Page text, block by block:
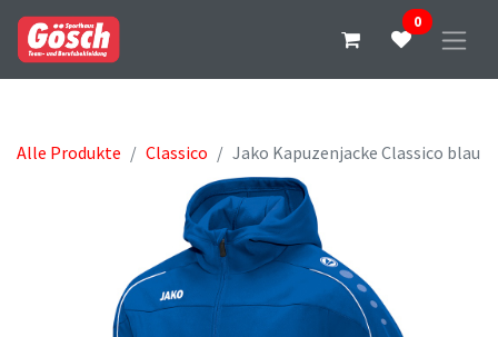
0
Alle Produkte Classico Jako Kapuzenjacke Classico blau